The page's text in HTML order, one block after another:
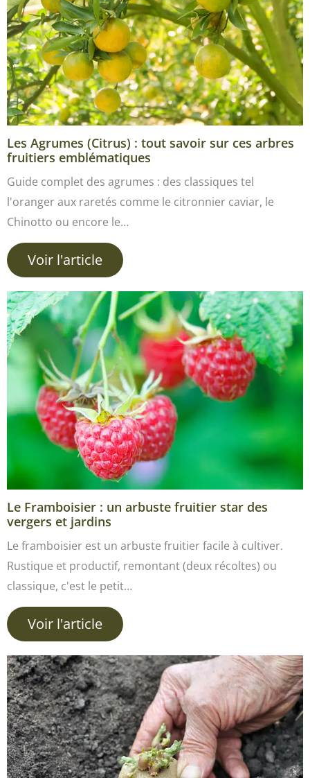
Les Agrumes (Citrus) : tout savoir sur ces arbres
fruitiers emblématiques
Guide complet des agrumes : des classiques tel
l'oranger aux raretés comme le citronnier caviar, le
Chinotto ou encore le…
Voir l'article
Le Framboisier : un arbuste fruitier star des
vergers et jardins
Le framboisier est un arbuste fruitier facile à cultiver.
Rustique et productif, remontant (deux récoltes) ou
classique, c'est le petit…
Voir l'article